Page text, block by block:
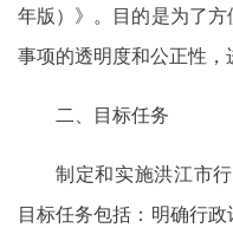
年版）》。目的是为了
事项的透明度和公正性，
二、目标任务
制定和实施洪江市
目标任务包括：明确行